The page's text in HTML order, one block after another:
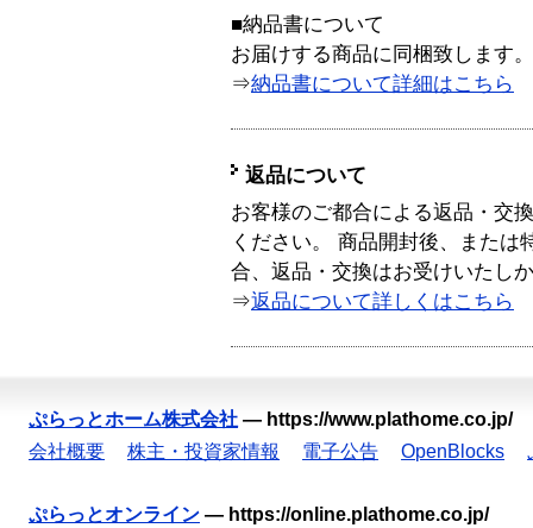
■納品書について
お届けする商品に同梱致します。
⇒納品書について詳細はこちら
返品について
お客様のご都合による返品・交
ください。 商品開封後、または
合、返品・交換はお受けいたし
⇒返品について詳しくはこちら
ぷらっとホーム株式会社 — https://www.plathome.co.jp/
会社概要
株主・投資家情報 電子公告 OpenBlocks
ぷらっとオンライン — https://online.plathome.co.jp/